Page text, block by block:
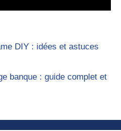
DIY : idées et astuces
banque : guide complet et